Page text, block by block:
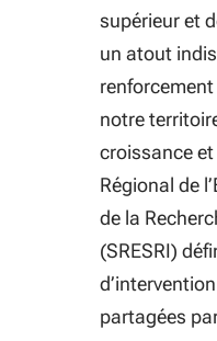
supérieur et
un atout
notre
croissance
Régional de
de la
(SRESRI)
partagées